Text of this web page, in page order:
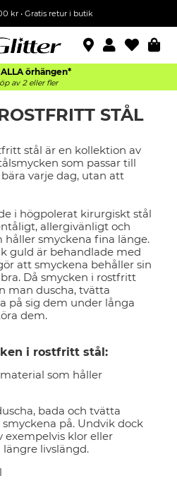
kr• Gratis retur i butik
örhängen*
av 2 eller fler
STÅL
stål är en kollektion av
som passar till
varje dag, utan att
i högpolerat kirurgiskt stål
allergivänligt och
smyckena fina länge.
guld är behandlade med
att smyckena behåller sin
Då smycken i rostfritt
man duscha, tvätta
på sig dem under långa
dem.
i rostfritt stål:
som håller
bada och tvätta
på. Undvik dock
exempelvis klor eller
livslängd.